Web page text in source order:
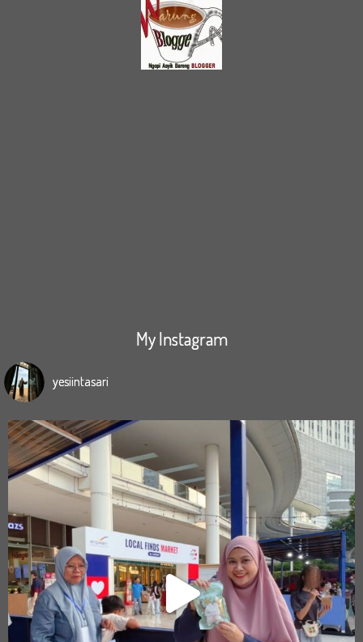
My Instagram
yesiintasari